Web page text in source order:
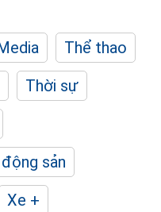
Thể thao
Thời sự
sản
Xe +